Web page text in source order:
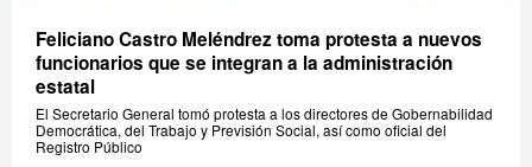
Feliciano Castro Meléndrez toma protesta a nuevos
funcionarios que se integran a la administración
estatal
El Secretario General tomó protesta a los directores de Gobernabilidad
Democrática, del Trabajo y Previsión Social, así como oficial del
Registro Público